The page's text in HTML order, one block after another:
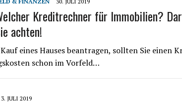
Kreditrechner für Immobilien?
achten!
eines Hauses beantragen, sollten Sie einen
schon im Vorfeld…
3. JULI 2019